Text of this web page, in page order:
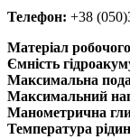
Телефон: +38
Матеріал
Ємність
Максимальна
Максимальний
Манометрична
Температура